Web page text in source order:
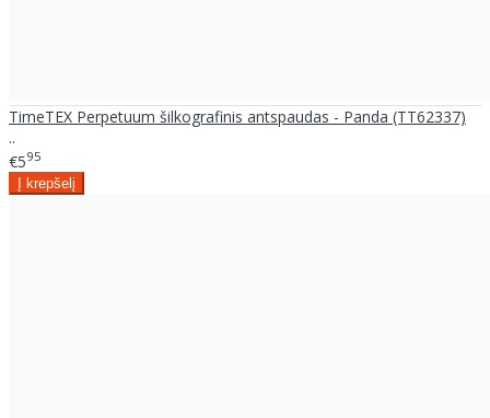
TimeTEX Perpetuum šilkografinis antspaudas - Panda (TT62337)
..
€595